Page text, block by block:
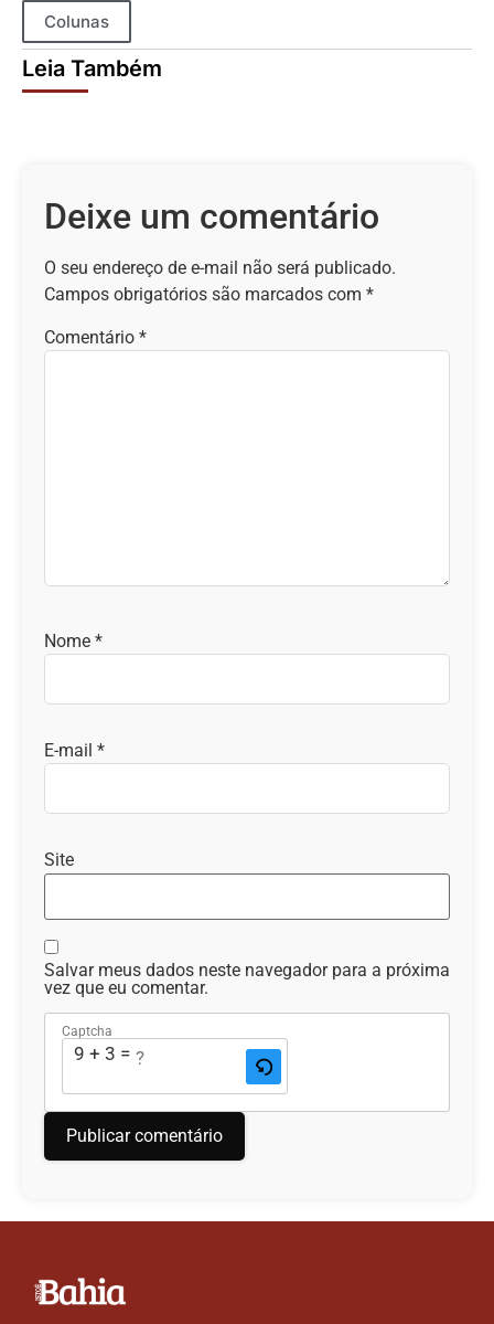
Colunas
Leia Também
Deixe um comentário
O seu endereço de e-mail não será publicado.
Campos obrigatórios são marcados com *
Comentário *
Nome *
E-mail *
Site
Salvar meus dados neste navegador para a próxima
vez que eu comentar.
Captcha
9 + 3 = ?